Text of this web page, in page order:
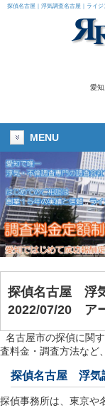
探偵名古屋｜浮気調査名古屋｜ライジ
愛
探
MENU
探偵名古屋 浮
2022/07/20 ア
名古屋市の探偵に関
査料金・調査方法な
探偵名古屋 浮気
探偵事務所は、東京や